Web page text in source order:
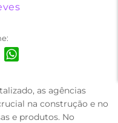
as agências
na construção e no
e produtos. No